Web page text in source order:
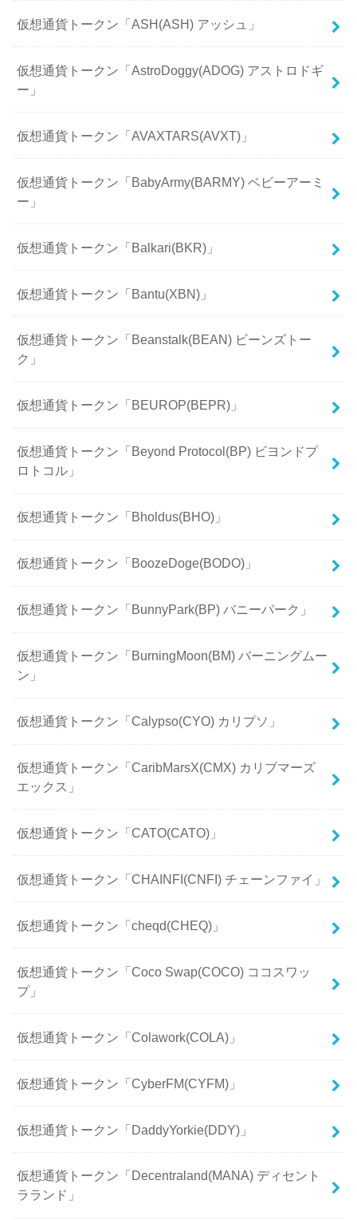
仮想通貨トークン「ASH(ASH) アッシュ」
仮想通貨トークン「AstroDoggy(ADOG) アストロドギ
ー」
仮想通貨トークン「AVAXTARS(AVXT)」
仮想通貨トークン「BabyArmy(BARMY) ベビーアーミ
ー」
仮想通貨トークン「Balkari(BKR)」
仮想通貨トークン「Bantu(XBN)」
仮想通貨トークン「Beanstalk(BEAN) ビーンズトー
ク」
仮想通貨トークン「BEUROP(BEPR)」
仮想通貨トークン「Beyond Protocol(BP) ビヨンドプ
ロトコル」
仮想通貨トークン「Bholdus(BHO)」
仮想通貨トークン「BoozeDoge(BODO)」
仮想通貨トークン「BunnyPark(BP) バニーパーク」
仮想通貨トークン「BurningMoon(BM) バーニングムー
ン」
仮想通貨トークン「Calypso(CYO) カリプソ」
仮想通貨トークン「CaribMarsX(CMX) カリブマーズ
エックス」
仮想通貨トークン「CATO(CATO)」
仮想通貨トークン「CHAINFI(CNFI) チェーンファイ」
仮想通貨トークン「cheqd(CHEQ)」
仮想通貨トークン「Coco Swap(COCO) ココスワッ
プ」
仮想通貨トークン「Colawork(COLA)」
仮想通貨トークン「CyberFM(CYFM)」
仮想通貨トークン「DaddyYorkie(DDY)」
仮想通貨トークン「Decentraland(MANA) ディセント
ラランド」